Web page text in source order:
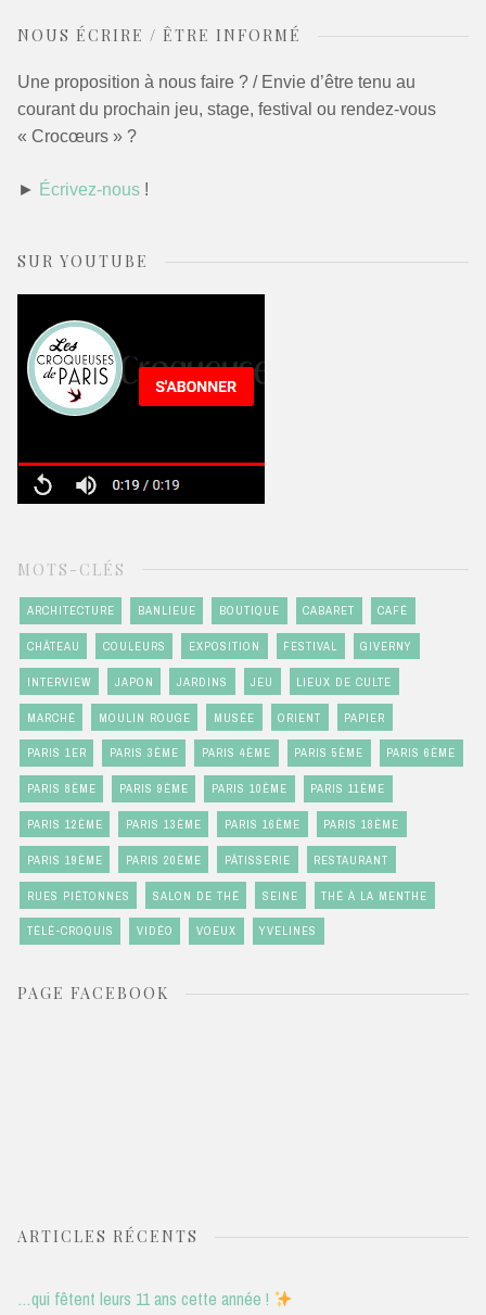
NOUS ÉCRIRE / ÊTRE INFORMÉ
Une proposition à nous faire ? / Envie d’être tenu au
courant du prochain jeu, stage, festival ou rendez-vous
« Crocœurs » ?
► Écrivez-nous !
SUR YOUTUBE
MOTS-CLÉS
ARCHITECTURE BANLIEUE BOUTIQUE CABARET CAFÉ
CHÂTEAU COULEURS EXPOSITION FESTIVAL GIVERNY
INTERVIEW JAPON JARDINS JEU LIEUX DE CULTE
MARCHÉ MOULIN ROUGE MUSÉE ORIENT PAPIER
PARIS 1ER PARIS 3ÈME PARIS 4ÈME PARIS 5ÈME PARIS 6ÈME
PARIS 8ÈME PARIS 9ÈME PARIS 10ÈME PARIS 11ÈME
PARIS 12ÈME PARIS 13ÈME PARIS 16ÈME PARIS 18ÈME
PARIS 19ÈME PARIS 20ÈME PÂTISSERIE RESTAURANT
RUES PIÉTONNES SALON DE THÉ SEINE THÉ À LA MENTHE
TÉLÉ-CROQUIS VIDÉO VOEUX YVELINES
PAGE FACEBOOK
ARTICLES RÉCENTS
…qui fêtent leurs 11 ans cette année !